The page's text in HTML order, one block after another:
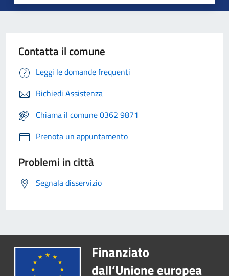
Contatta il comune
Leggi le domande frequenti
Richiedi Assistenza
Chiama il comune 0362 9871
Prenota un appuntamento
Problemi in città
Segnala disservizio